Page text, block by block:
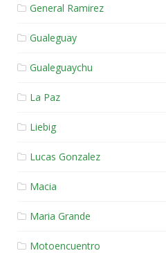
General Ramirez
Gualeguay
Gualeguaychu
La Paz
Liebig
Lucas Gonzalez
Macia
Maria Grande
Motoencuentro